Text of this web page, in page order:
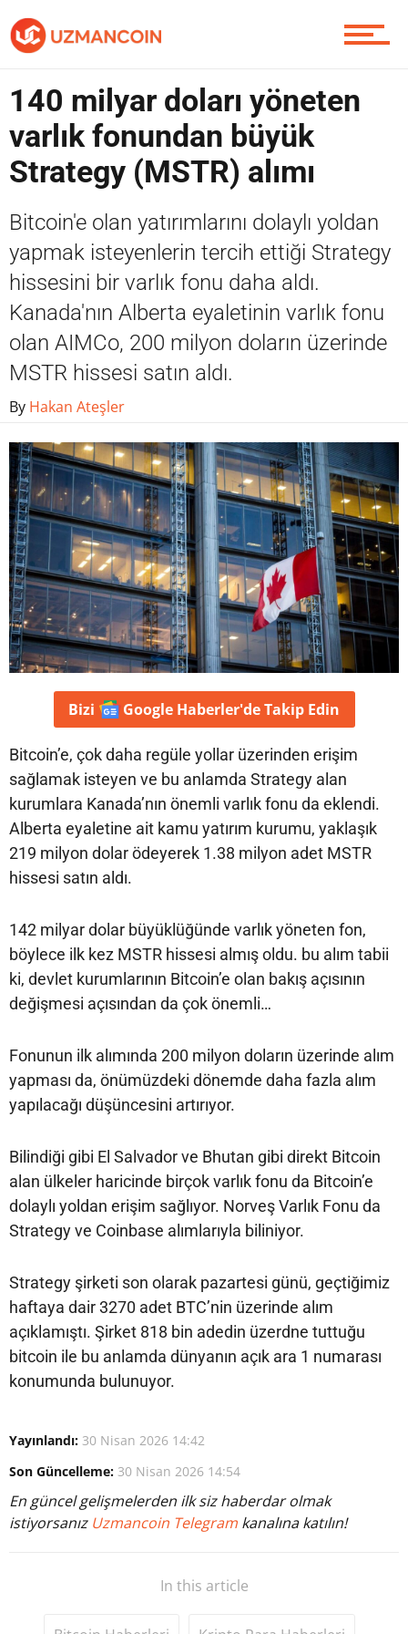
Yazarlardan
Piyasa
Contact / İletişim
140 milyar doları yöneten
varlık fonundan büyük
Strategy (MSTR) alımı
Bitcoin'e olan yatırımlarını dolaylı yoldan
yapmak isteyenlerin tercih ettiği Strategy
hissesini bir varlık fonu daha aldı.
Kanada'nın Alberta eyaletinin varlık fonu
olan AIMCo, 200 milyon doların üzerinde
MSTR hissesi satın aldı.
By Hakan Ateşler
Bizi Google Haberler'deTakip Edin
Bitcoin’e, çok daha regüle yollar üzerinden erişim
sağlamak isteyen ve bu anlamda Strategy alan
kurumlara Kanada’nın önemli varlık fonu da eklendi.
Alberta eyaletine ait kamu yatırım kurumu, yaklaşık
219 milyon dolar ödeyerek 1.38 milyon adet MSTR
hissesi satın aldı.
142 milyar dolar büyüklüğünde varlık yöneten fon,
böylece ilk kez MSTR hissesi almış oldu. bu alım tabii
ki, devlet kurumlarının Bitcoin’e olan bakış açısının
değişmesi açısından da çok önemli…
Fonunun ilk alımında 200 milyon doların üzerinde alım
yapması da, önümüzdeki dönemde daha fazla alım
yapılacağı düşüncesini artırıyor.
Bilindiği gibi El Salvador ve Bhutan gibi direkt Bitcoin
alan ülkeler haricinde birçok varlık fonu da Bitcoin’e
dolaylı yoldan erişim sağlıyor. Norveş Varlık Fonu da
Strategy ve Coinbase alımlarıyla biliniyor.
Strategy şirketi son olarak pazartesi günü, geçtiğimiz
haftaya dair 3270 adet BTC’nin üzerinde alım
açıklamıştı. Şirket 818 bin adedin üzerdne tuttuğu
bitcoin ile bu anlamda dünyanın açık ara 1 numarası
konumunda bulunuyor.
Yayınlandı: 30 Nisan 2026 14:42
Son Güncelleme: 30 Nisan 2026 14:54
En güncel gelişmelerden ilk siz haberdar olmak
istiyorsanız Uzmancoin Telegram kanalına katılın!
In this article